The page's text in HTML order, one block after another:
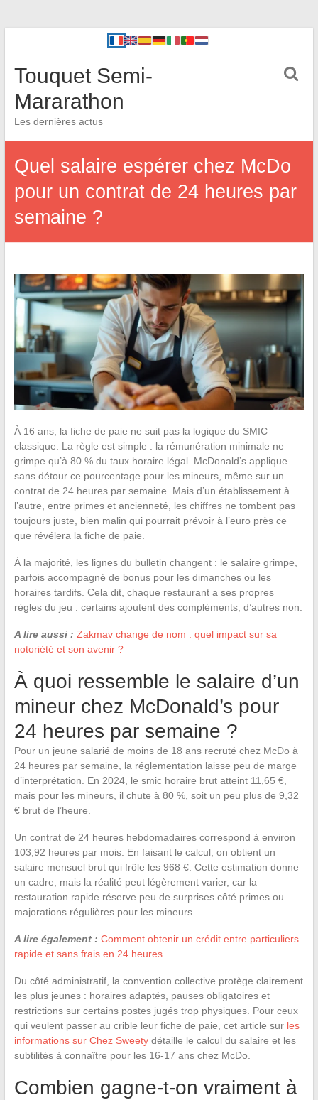
Touquet Semi-
Mararathon
Les dernières actus
Quel salaire espérer chez McDo
pour un contrat de 24 heures par
semaine ?
À 16 ans, la fiche de paie ne suit pas la logique du SMIC
classique. La règle est simple : la rémunération minimale ne
grimpe qu’à 80 % du taux horaire légal. McDonald’s applique
sans détour ce pourcentage pour les mineurs, même sur un
contrat de 24 heures par semaine. Mais d’un établissement à
l’autre, entre primes et ancienneté, les chiffres ne tombent pas
toujours juste, bien malin qui pourrait prévoir à l’euro près ce
que révélera la fiche de paie.
À la majorité, les lignes du bulletin changent : le salaire grimpe,
parfois accompagné de bonus pour les dimanches ou les
horaires tardifs. Cela dit, chaque restaurant a ses propres
règles du jeu : certains ajoutent des compléments, d’autres non.
A lire aussi : Zakmav change de nom : quel impact sur sa
notoriété et son avenir ?
À quoi ressemble le salaire d’un
mineur chez McDonald’s pour
24 heures par semaine ?
Pour un jeune salarié de moins de 18 ans recruté chez McDo à
24 heures par semaine, la réglementation laisse peu de marge
d’interprétation. En 2024, le smic horaire brut atteint 11,65 €,
mais pour les mineurs, il chute à 80 %, soit un peu plus de 9,32
€ brut de l’heure.
Un contrat de 24 heures hebdomadaires correspond à environ
103,92 heures par mois. En faisant le calcul, on obtient un
salaire mensuel brut qui frôle les 968 €. Cette estimation donne
un cadre, mais la réalité peut légèrement varier, car la
restauration rapide réserve peu de surprises côté primes ou
majorations régulières pour les mineurs.
A lire également : Comment obtenir un crédit entre particuliers
rapide et sans frais en 24 heures
Du côté administratif, la convention collective protège clairement
les plus jeunes : horaires adaptés, pauses obligatoires et
restrictions sur certains postes jugés trop physiques. Pour ceux
qui veulent passer au crible leur fiche de paie, cet article sur les
informations sur Chez Sweetydétaille le calcul du salaire et les
subtilités à connaître pour les 16-17 ans chez McDo.
Combien gagne-t-on vraiment à